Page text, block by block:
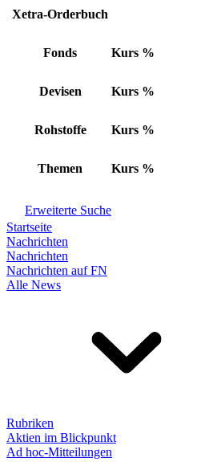
Xetra-Orderbuch
Fonds Kurs %
Devisen Kurs %
Rohstoffe Kurs %
Themen Kurs %
Erweiterte Suche
Startseite
Nachrichten
Nachrichten
Nachrichten auf FN
Alle News
Rubriken
Aktien im Blickpunkt
Ad hoc-Mitteilungen